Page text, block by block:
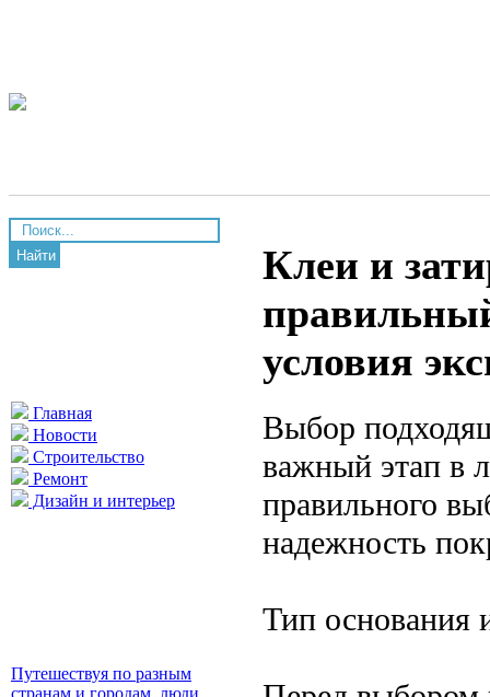
Найти
Главная
Новости
Строительство
Ремонт
Дизайн и интерьер
Путешествуя по разным
странам и городам, люди
Клеи и
условия
Выбор
важный этап в
правильного
надежность
Тип основания